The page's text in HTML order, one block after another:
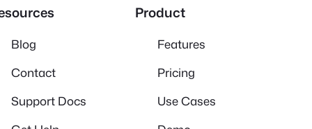
Blog
Contact
Support Docs
Product
Features
Pricing
Use Cases